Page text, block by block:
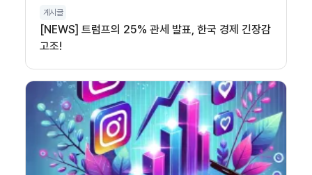
게시글
[NEWS] 트럼프의 25% 관세 발표, 한국 경제 긴장감
고조!